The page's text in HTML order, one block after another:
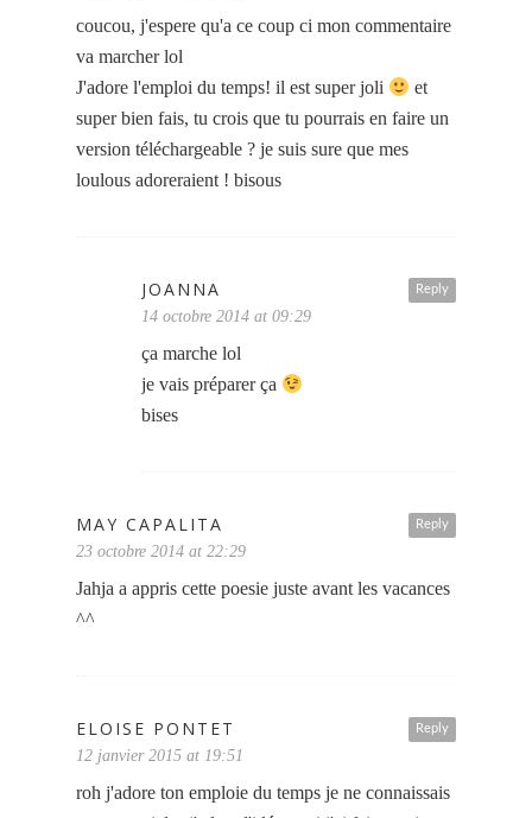
coucou, j'espere qu'a ce coup ci mon commentaire
va marcher lol
J'adore l'emploi du temps! il est super joli
et
super bien fais, tu crois que tu pourrais en faire un
version téléchargeable ? je suis sure que mes
loulous adoreraient ! bisous
Reply
JOANNA
14 octobre 2014 at 09:29
ça marche lol
je vais préparer ça
bises
Reply
MAY CAPALITA
23 octobre 2014 at 22:29
Jahja a appris cette poesie juste avant les vacances
^^
Reply
ELOISE PONTET
12 janvier 2015 at 19:51
roh j'adore ton emploie du temps je ne connaissais